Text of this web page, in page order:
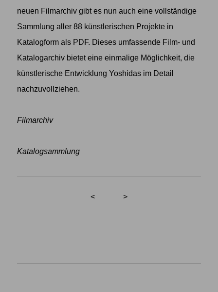
neuen Filmarchiv gibt es nun auch eine vollständige
Sammlung aller 88 künstlerischen Projekte in
Katalogform als PDF. Dieses umfassende Film- und
Katalogarchiv bietet eine einmalige Möglichkeit, die
künstlerische Entwicklung Yoshidas im Detail
nachzuvollziehen.
Filmarchiv
Katalogsammlung
< >